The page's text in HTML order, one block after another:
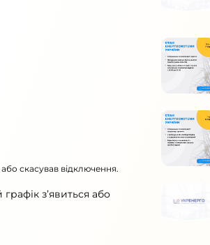
скасував відключення.
з’явиться або